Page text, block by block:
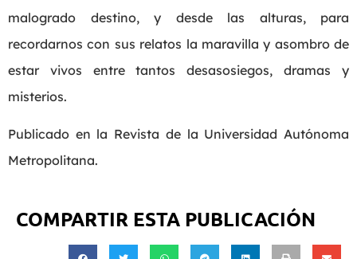
malogrado destino, y desde las alturas, para
recordarnos con sus relatos la maravilla y asombro de
estar vivos entre tantos desasosiegos, dramas y
misterios.
Publicado en la Revista de la Universidad Autónoma
Metropolitana.
COMPARTIR ESTA PUBLICACIÓN